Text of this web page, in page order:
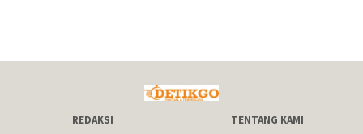
REDAKSI
TENTANG KAMI